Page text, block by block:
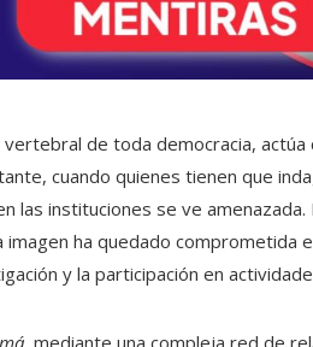
de toda democracia,
cuando quienes tienen que
las instituciones se ve
ha quedado comprometida
y la participación en